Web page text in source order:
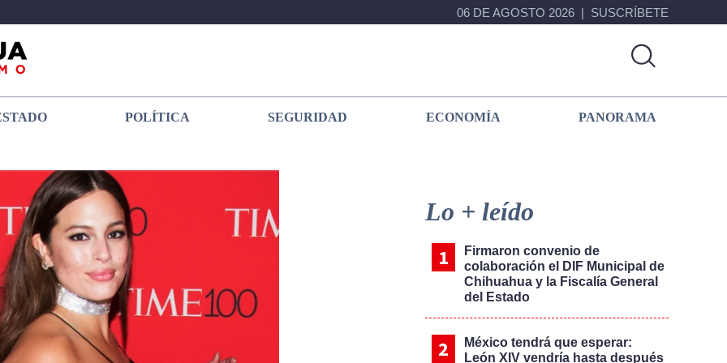
06 DE AGOSTO 2026 SUSCRÍBETE
POLÍTICA SEGURIDAD ECONOMÍA PANORAMA
Sidebar
Lo + leído
Firmaron convenio de
colaboración el DIF Municipal de
Chihuahua y la Fiscalía General
del Estado
México tendrá que esperar:
León XIV vendría hasta después